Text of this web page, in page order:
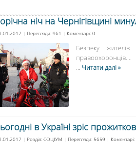
ніч на Чернігівщині
| Перегляди: 961 | Коментарі: 0
Безпеку
правоохоронців....
... Читати далі »
в Україні зріс
| Розділ: СОЦІУМ | Перегляди: 5659 | Коментарі: